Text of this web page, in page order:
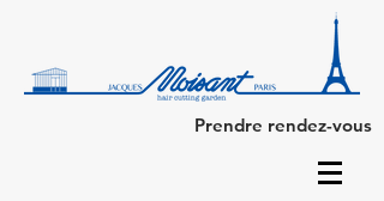
Prendre rendez-vous